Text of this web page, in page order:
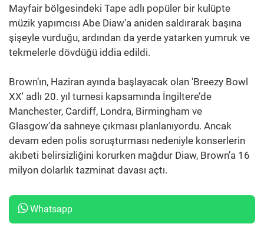
Mayfair bölgesindeki Tape adlı popüler bir kulüpte
müzik yapımcısı Abe Diaw’a aniden saldırarak başına
şişeyle vurduğu, ardından da yerde yatarken yumruk ve
tekmelerle dövdüğü iddia edildi.
Brown’ın, Haziran ayında başlayacak olan 'Breezy Bowl
XX' adlı 20. yıl turnesi kapsamında İngiltere’de
Manchester, Cardiff, Londra, Birmingham ve
Glasgow’da sahneye çıkması planlanıyordu. Ancak
devam eden polis soruşturması nedeniyle konserlerin
akıbeti belirsizliğini korurken mağdur Diaw, Brown’a 16
milyon dolarlık tazminat davası açtı.
Whatsapp